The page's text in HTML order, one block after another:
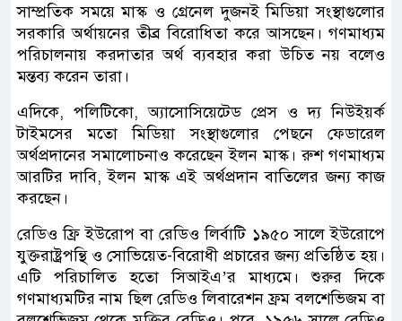
সাম্প্রতিক সময়ে মাস্ক ও গ্রেনেল দুজনই মিডিয়া সংস্থাগুলোর
সরকারি অর্থায়নের তীব্র বিরোধিতা করে আসছেন। গণমাধ্যম
পরিচালনায় করদাতার অর্থ ব্যবহার করা উচিত নয় বলেও
মন্তব্য করেন তারা।
এদিকে, পলিটিকো, অ্যাসোসিয়েটেড প্রেস ও দ্য নিউইয়র্ক
টাইমসের মতো মিডিয়া সংস্থাগুলোর পেছনে ফেডারেল
অর্থপ্রদানের সমালোচনাও করেছেন ইলন মাস্ক। রুশ গণমাধ্যম
আরটির দাবি, ইলন মাস্ক এই অর্থপ্রদান বাতিলের জন্য কাজ
করছেন।
রেডিও ফ্রি ইউরোপ বা রেডিও লির্বাটি ১৯৫০ সালে ইউরোপে
যুক্তরাষ্ট্রপন্থি ও সোভিয়েত-বিরোধী প্রচারের জন্য প্রতিষ্ঠিত হয়।
এটি পরিচালিত হতো সিআইএ’র মাধ্যমে। শুরুর দিকে
গণমাধ্যমটির নাম ছিল রেডিও লিবারেশন ফ্রম বলশেভিজম বা